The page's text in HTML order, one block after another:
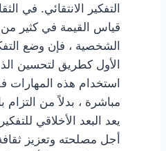
التفكير الانتقائي. في
قياس القيمة في كثير
الشخصية ، فإن وضع
الأول كطريق لتحسين
استخدام هذه المهارات
مباشرة ، بدلاً من التزام
يعد البعد الأخلاقي
أجل مصلحته وتعزيز